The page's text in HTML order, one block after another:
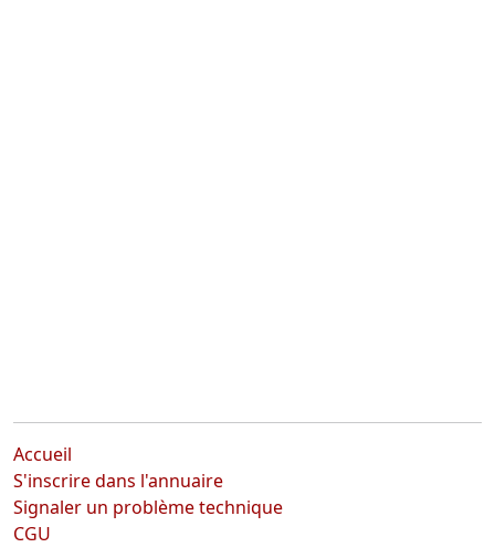
Accueil
S'inscrire dans l'annuaire
Signaler un problème technique
CGU